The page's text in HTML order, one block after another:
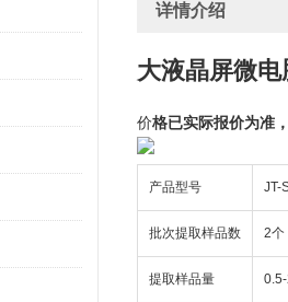
详情介绍
大液晶屏微
价格已实际报价为准
产品型号 JT-
批次提取样品数 2个
提取样品量